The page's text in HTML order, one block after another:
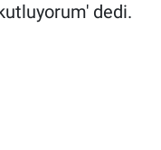
kutluyorum' dedi.